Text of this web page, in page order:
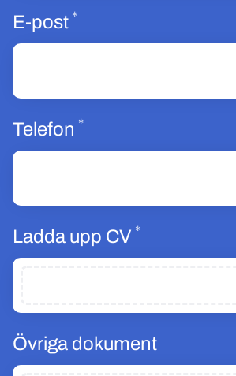
E-post *Obligatoriskt
Telefon *Obligatoriskt
Ladda upp CV *Obligatoriskt
Övriga dokument